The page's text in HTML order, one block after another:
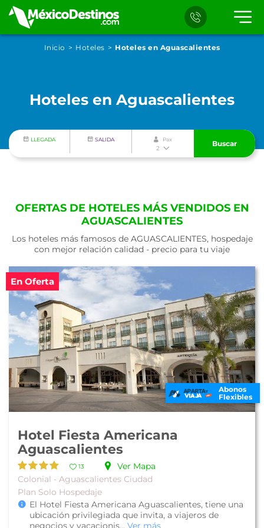
Inicio Hoteles Hoteles en Aguascalientes
Hoteles en Aguascalientes
LLEGADA SALIDA Pax
2
Buscar
OFERTAS DE HOTELES MÁS VENDIDOS EN
AGUASCALIENTES
Los hoteles más famosos de AGUASCALIENTES, hospedaje
con mejor relación calidad - precio para tu viaje
En Oferta
Abonos
Flexibles
Hotel Fiesta Americana
Aguascalientes
13
Ver Mapa
Colonial - Aguascalientes Ciudad
Plan Solo Hospedaje
El Hotel Fiesta Americana Aguascalientes, tiene una
ubicación privilegiada que invita, a viajeros de
negocios y vacacionis... Ver más